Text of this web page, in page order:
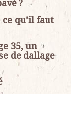
?
ce qu’il faut
35, un
de dallage